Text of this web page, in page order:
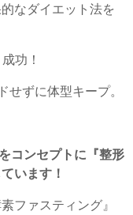
なダイエット法を
功！
せずに体型キープ。
コンセプトに『整形
います！
ファスティング』